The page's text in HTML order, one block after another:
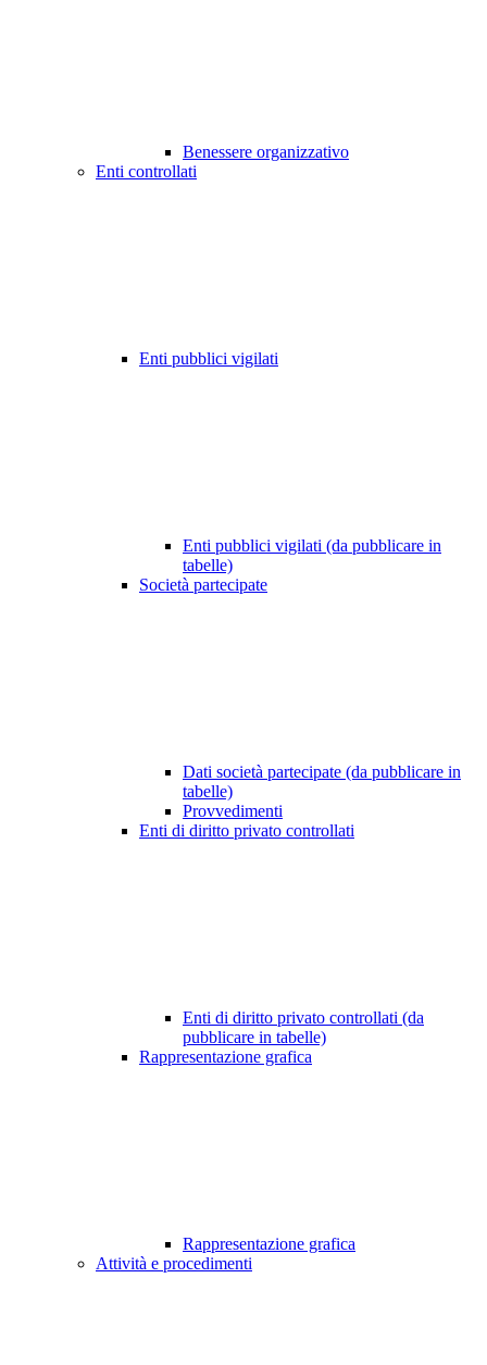
Benessere organizzativo
Enti controllati
Enti pubblici vigilati
Enti pubblici vigilati (da pubblicare in
tabelle)
Società partecipate
Dati società partecipate (da pubblicare in
tabelle)
Provvedimenti
Enti di diritto privato controllati
Enti di diritto privato controllati (da
pubblicare in tabelle)
Rappresentazione grafica
Rappresentazione grafica
Attività e procedimenti